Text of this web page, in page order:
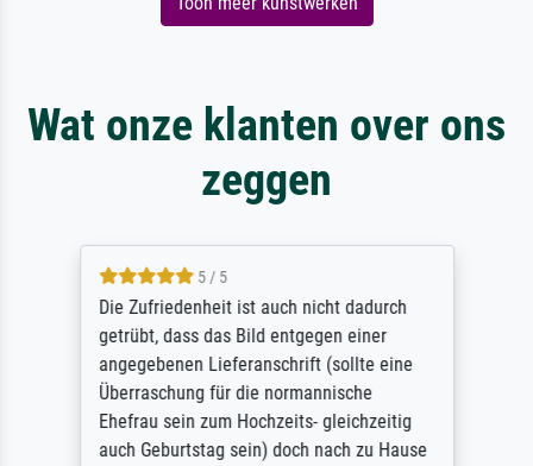
Wat onze klanten over ons
zeggen
5 / 5
Die Zufriedenheit ist auch nicht dadurch
getrübt, dass das Bild entgegen einer
angegebenen Lieferanschrift (sollte eine
Überraschung für die normannische
Ehefrau sein zum Hochzeits- gleichzeitig
auch Geburtstag sein) doch nach zu Hause